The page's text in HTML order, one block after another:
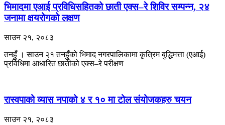
भिमादमा एआई प्रविधिसहितको छाती एक्स–रे शिविर सम्पन्न, २४
जनामा क्षयरोगको लक्षण
साउन २१, २०८३
तनहुँ । साउन २१ तनहुँको भिमाद नगरपालिकामा कृत्रिम बुद्धिमत्ता (एआई)
प्रविधिमा आधारित छातीको एक्स–रे परीक्षण
रास्वपाको व्यास नपाको ४ र १० मा टोल संयोजकहरु चयन
साउन २१, २०८३